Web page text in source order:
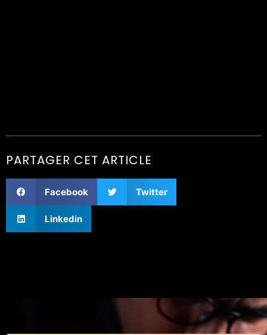
PARTAGER CET ARTICLE
Facebook Twitter
Linkedin